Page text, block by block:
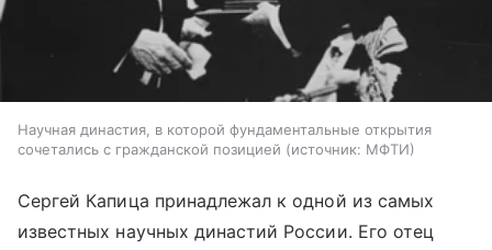
Научная династия, в которой фундаментальные открытия
сочетались с гражданской позицией
источник: МФТИ
Сергей Капица принадлежал к одной из самых
известных научных династий России. Его отец